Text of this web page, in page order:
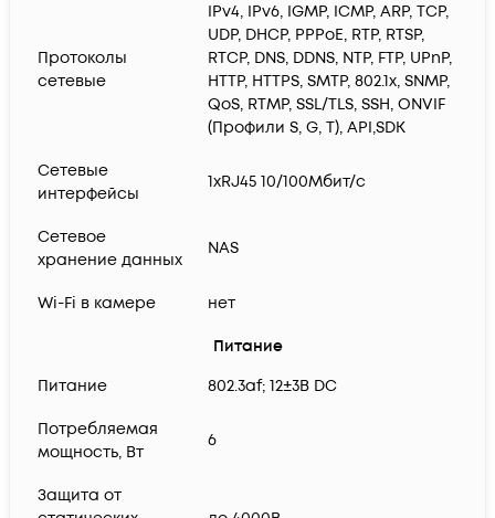
Протоколы
сетевые
IPv4, IPv6, IGMP, ICMP, ARP, TCP,
UDP, DHCP, PPPoE, RTP, RTSP,
RTCP, DNS, DDNS, NTP, FTP, UPnP,
HTTP, HTTPS, SMTP, 802.1x, SNMP,
QoS, RTMP, SSL/TLS, SSH, ONVIF
(Профили S, G, T), API,SDK
Сетевые
интерфейсы
1xRJ45 10/100Мбит/с
Сетевое
хранение данных
NAS
Wi-Fi в камере нет
Питание
Питание
802.3af; 12±3В DC
Потребляемая
мощность, Вт
6
Защита от